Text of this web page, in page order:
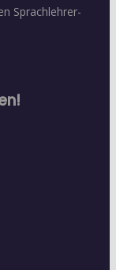
Sprachlehrer-